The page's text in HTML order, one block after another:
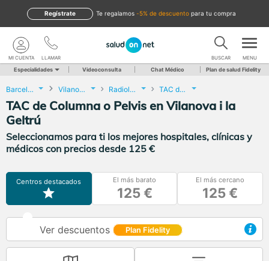
te regalamos -5% de descuento para tu compra
Regístrate
LLAMAR
MI CUENTA BUSCAR MENU
Especialidades Videoconsulta Chat Médico Plan de salud Fidelity
Barcelona Vilanova i la Geltrú Radiología TAC de Columna o Pelvis
TAC de Columna o Pelvis en Vilanova i la
Geltrú
Seleccionamos para ti los mejores hospitales, clínicas y
médicos con precios desde 125 €
Centros destacados El más barato
125 €
El más cercano
125 €
Ver descuentos Plan Fidelity